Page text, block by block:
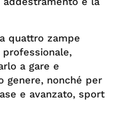
quattro zampe
a gare e
genere, nonché per
e avanzato, sport